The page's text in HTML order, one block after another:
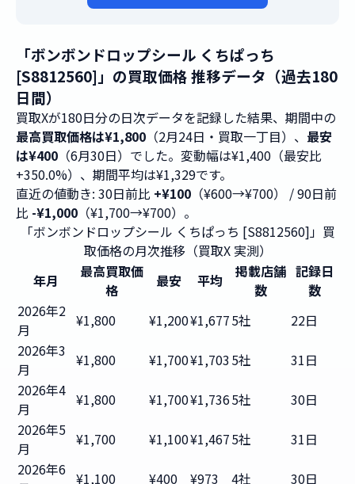
「ボンボンドロップシール くちぱっち
[S8812560]」の買取価格 推移データ（過去180
日間）
買取Xが180日分の日次データを記録した結果、期間中の
最高買取価格は¥1,800 （2月24日・買取一丁目）、 最安
は¥400 （6月30日）でした。変動幅は¥1,400（最安比
+350.0%）、期間平均は¥1,329です。
直近の値動き: 30日前比 +¥100 （¥600→¥700） / 90日前
比 -¥1,000 （¥1,700→¥700）。
「ボンボンドロップシール くちぱっち [S8812560]」買
取価格の月次推移（買取X 実測）
年月
最高買取価
格
最安 平均
掲載店舗
数
記録日
数
2026年2
月
¥1,800 ¥1,200¥1,6775社
22日
2026年3
月
¥1,800 ¥1,700¥1,7035社
31日
2026年4
月
¥1,800 ¥1,700¥1,7365社
30日
2026年5
月
¥1,700 ¥1,100¥1,4675社
31日
2026年6 ¥1,100 ¥400 ¥973 4社
30日